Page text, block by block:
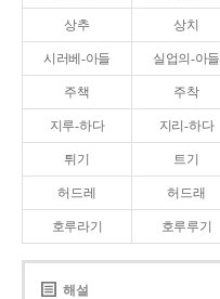
상추 상치
시러베-아들 실업의-아들
주책 주착
지루-하다 지리-하다
튀기 트기
허드레 허드래
호루라기 호루루기
해설